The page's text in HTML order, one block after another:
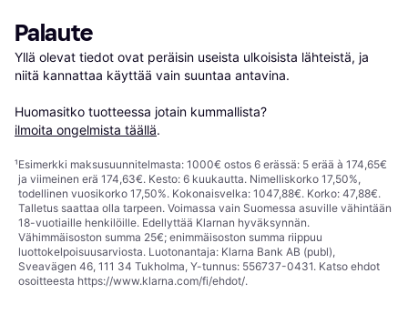
Palaute
Yllä olevat tiedot ovat peräisin useista ulkoisista lähteistä, ja
niitä kannattaa käyttää vain suuntaa antavina.
Huomasitko tuotteessa jotain kummallista?
ilmoita ongelmista täällä.
¹Esimerkki maksusuunnitelmasta: 1000€ ostos 6 erässä: 5 erää à 174,65€
ja viimeinen erä 174,63€. Kesto: 6 kuukautta. Nimelliskorko 17,50%,
todellinen vuosikorko 17,50%. Kokonaisvelka: 1047,88€. Korko: 47,88€.
Talletus saattaa olla tarpeen. Voimassa vain Suomessa asuville vähintään
18-vuotiaille henkilöille. Edellyttää Klarnan hyväksynnän.
Vähimmäisoston summa 25€; enimmäisoston summa riippuu
luottokelpoisuusarviosta. Luotonantaja: Klarna Bank AB (publ),
Sveavägen 46, 111 34 Tukholma, Y-tunnus: 556737-0431. Katso ehdot
osoitteesta https://www.klarna.com/fi/ehdot/.